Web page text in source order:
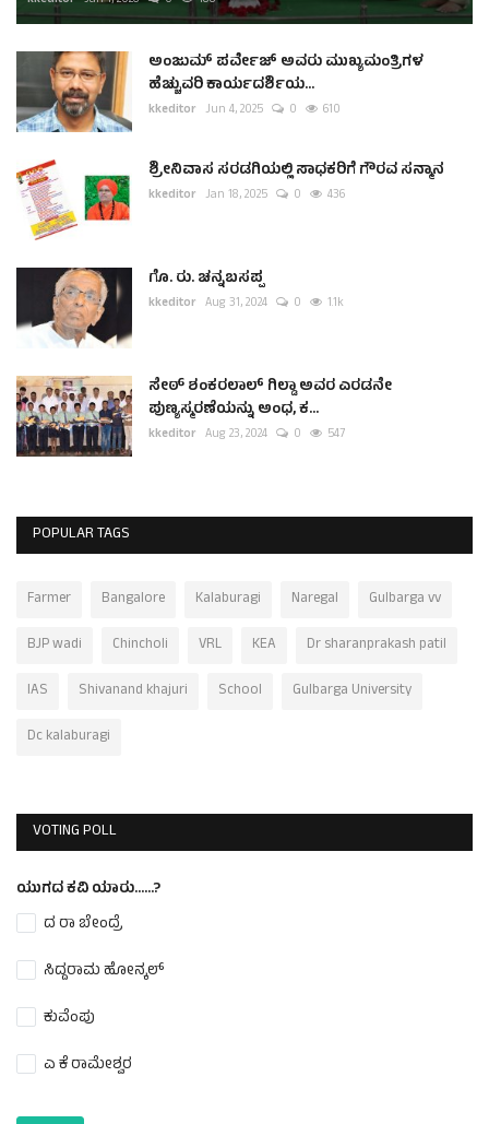
ಅಂಜುಮ್ ಪರ್ವೇಜ್ ಅವರು ಮುಖ್ಯಮಂತ್ರಿಗಳ
ಹೆಚ್ಚುವರಿ ಕಾರ್ಯದರ್ಶಿಯ...
kkeditor Jun 4, 2025 0 610
ಶ್ರೀನಿವಾಸ ಸರಡಗಿಯಲ್ಲಿ ಸಾಧಕರಿಗೆ ಗೌರವ ಸನ್ಮಾನ
kkeditor Jan 18, 2025 0 436
ಗೊ. ರು. ಚನ್ನಬಸಪ್ಪ
kkeditor Aug 31, 2024 0 1.1k
ಸೇಠ್ ಶಂಕರಲಾಲ್ ಗಿಲ್ಡಾ ಅವರ ಎರಡನೇ
ಪುಣ್ಯಸ್ಮರಣೆಯನ್ನು ಅಂಧ, ಕ...
kkeditor Aug 23, 2024 0 547
POPULAR TAGS
Farmer Bangalore Kalaburagi Naregal
Gulbarga vv
BJP wadi
Chincholi VRL KEA
Dr sharanprakash patil
IAS
Shivanand khajuri School
Gulbarga University
Dc kalaburagi
VOTING POLL
ಯುಗದ ಕವಿ ಯಾರು......?
ದ ರಾ ಬೇಂದ್ರೆ
ಸಿದ್ದರಾಮ ಹೋನ್ಕಲ್
ಕುವೆಂಪು
ಎ ಕೆ ರಾಮೇಶ್ವರ